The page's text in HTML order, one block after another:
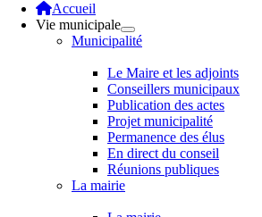
Accueil
Vie municipale
Municipalité
Le Maire et les adjoints
Conseillers municipaux
Publication des actes
Projet municipalité
Permanence des élus
En direct du conseil
Réunions publiques
La mairie